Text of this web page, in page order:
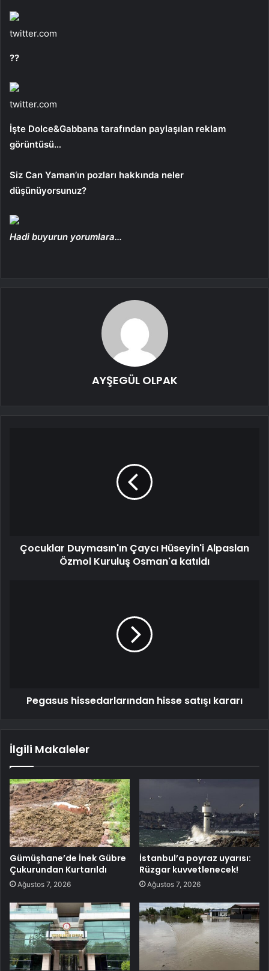
twitter.com
??
twitter.com
İşte Dolce&Gabbana tarafından paylaşılan reklam
görüntüsü…
Siz Can Yaman’ın pozları hakkında neler
düşünüyorsunuz?
Hadi buyurun yorumlara…
AYŞEGÜL OLPAK
Çocuklar Duymasın'ın Çaycı Hüseyin'i Alpaslan
Özmol Kuruluş Osman'a katıldı
Pegasus hissedarlarından hisse satışı kararı
İlgili Makaleler
Gümüşhane’de İnek Gübre
Çukurundan Kurtarıldı
Ağustos 7, 2026
İstanbul’a poyraz uyarısı:
Rüzgar kuvvetlenecek!
Ağustos 7, 2026